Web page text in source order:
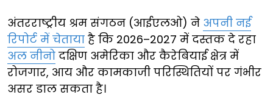
अंतरराष्ट्रीय श्रम संगठन (आईएलओ) ने अपनी नई
रिपोर्ट में चेताया है कि 2026–2027 में दस्तक दे रहा
अल नीनो दक्षिण अमेरिका और कैरेबियाई क्षेत्र में
रोजगार, आय और कामकाजी परिस्थितियों पर गंभीर
असर डाल सकता है।